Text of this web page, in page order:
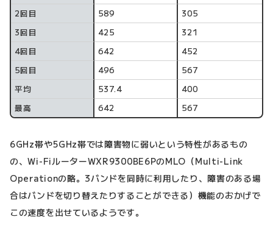
2回目
589
305
3回目
425
321
4回目
642
452
5回目
496
567
平均
537.4
400
最高
642 567
6GHz帯や5GHz帯では障害物に弱いという特性があるもの
の、Wi-FiルーターWXR9300BE6PのMLO（Multi-Link
Operationの略。3バンドを同時に利用したり、障害のある場
合はバンドを切り替えたりすることができる）機能のおかげで
この速度を出せているようです。